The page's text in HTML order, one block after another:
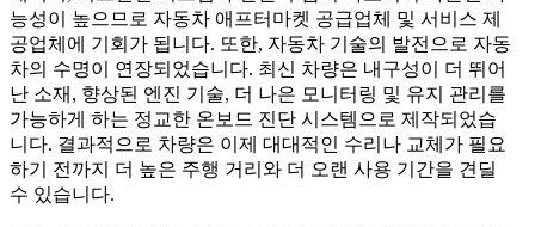
능성이 높으므로 자동차 애프터마켓 공급업체 및 서비스 제
공업체에 기회가 됩니다. 또한, 자동차 기술의 발전으로 자동
차의 수명이 연장되었습니다. 최신 차량은 내구성이 더 뛰어
난 소재, 향상된 엔진 기술, 더 나은 모니터링 및 유지 관리를
가능하게 하는 정교한 온보드 진단 시스템으로 제작되었습
니다. 결과적으로 차량은 이제 대대적인 수리나 교체가 필요
하기 전까지 더 높은 주행 거리와 더 오랜 사용 기간을 견딜
수 있습니다.